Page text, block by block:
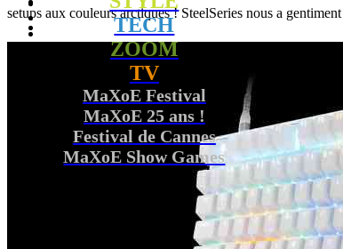
TECH
ZOOM
TV
MaXoE Festival
MaXoE 25 ans !
Festival de Cannes
MaXoE Show Games
setups aux couleurs arctiques ! SteelSeries nous a